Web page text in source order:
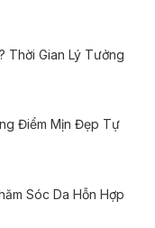
Thời Gian Lý Tưởng
Điểm Mịn Đẹp Tự
Sóc Da Hỗn Hợp